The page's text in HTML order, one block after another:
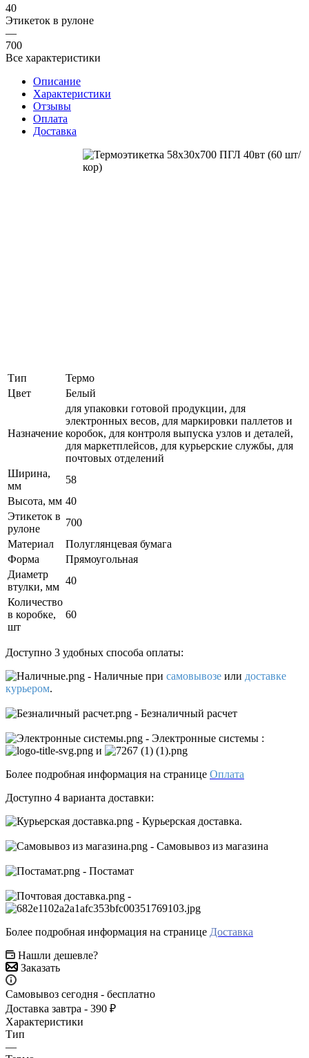
40
Этикеток в рулоне
—
700
Все характеристики
Описание
Характеристики
Отзывы
Оплата
Доставка
Тип
Термо
Цвет
Белый
Назначение
для упаковки готовой продукции, для
электронных весов, для маркировки паллетов и
коробок, для контроля выпуска узлов и деталей,
для маркетплейсов, для курьерские службы, для
почтовых отделений
Ширина,
мм
58
Высота, мм 40
Этикеток в
рулоне
700
Материал
Полуглянцевая бумага
Форма
Прямоугольная
Диаметр
втулки, мм
40
Количество
в коробке,
шт
60
Доступно 3 удобных способа оплаты:
- Наличные при самовывозе или доставке
курьером.
- Безналичный расчет
- Электронные системы :
и
Более подробная информация на странице Оплата
Доступно 4 варианта доставки:
- Курьерская доставка.
- Самовывоз из магазина
- Постамат
-
Более подробная информация на странице Доставка
Нашли дешевле?
Заказать
Самовывоз сегодня - бесплатно
Доставка завтра - 390 ₽
Характеристики
Тип
—